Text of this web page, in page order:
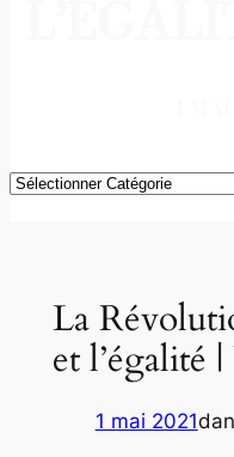
Catégories
La
et l’égalité |
1 mai 2021